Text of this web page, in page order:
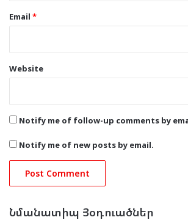
Email *
Website
Notify me of follow-up comments by
Notify me of new posts by email.
Նմանատիպ Յօդուածներ